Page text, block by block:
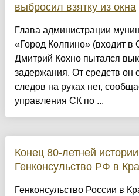
выбросил взятку из окна
Глава администрации
«Город Колпино» (входит в
Дмитрий Кохно пытался
задержания. От средств он
следов на руках нет,
управления СК по ...
Конец 80-летней
Генконсульство РФ в
Генконсульство России в